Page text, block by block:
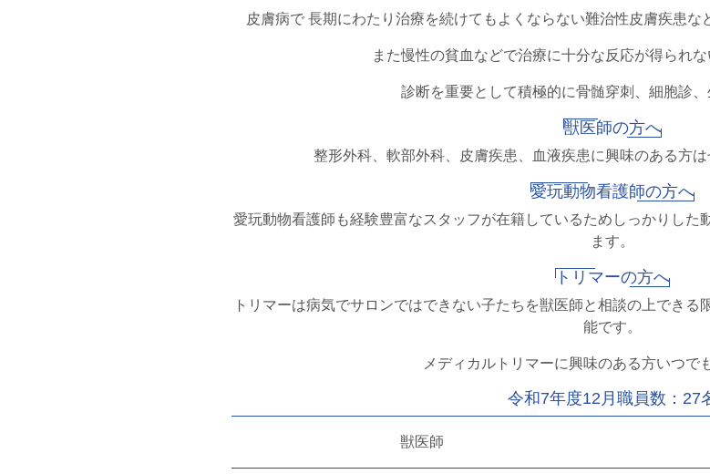
皮膚病で 長期にわたり治療を続けてもよくならない難治性皮膚疾患な
また慢性の貧血などで治療に十分な反応が得られ
診断を重要として積極的に骨髄穿刺、細胞診、
獣医師の方へ
整形外科、軟部外科、皮膚疾患、血液疾患に興味のある方は
愛玩動物看護師の方へ
愛玩動物看護師も経験豊富なスタッフが在籍しているためしっかりした
ます。
トリマーの方へ
トリマーは病気でサロンではできない子たちを獣医師と相談の上でき
能です。
メディカルトリマーに興味のある方いつで
令和7年度12月職員数：27
獣医師